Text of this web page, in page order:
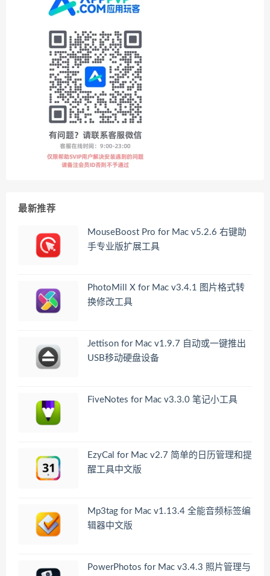
最新推荐
MouseBoost Pro for Mac v5.2.6 右键助
手专业版扩展工具
PhotoMill X for Mac v3.4.1 图片格式转
换修改工具
Jettison for Mac v1.9.7 自动或一键推出
USB移动硬盘设备
FiveNotes for Mac v3.3.0 笔记小工具
EzyCal for Mac v2.7 简单的日历管理和提
醒工具中文版
Mp3tag for Mac v1.13.4 全能音频标签编
辑器中文版
PowerPhotos for Mac v3.4.3 照片管理与